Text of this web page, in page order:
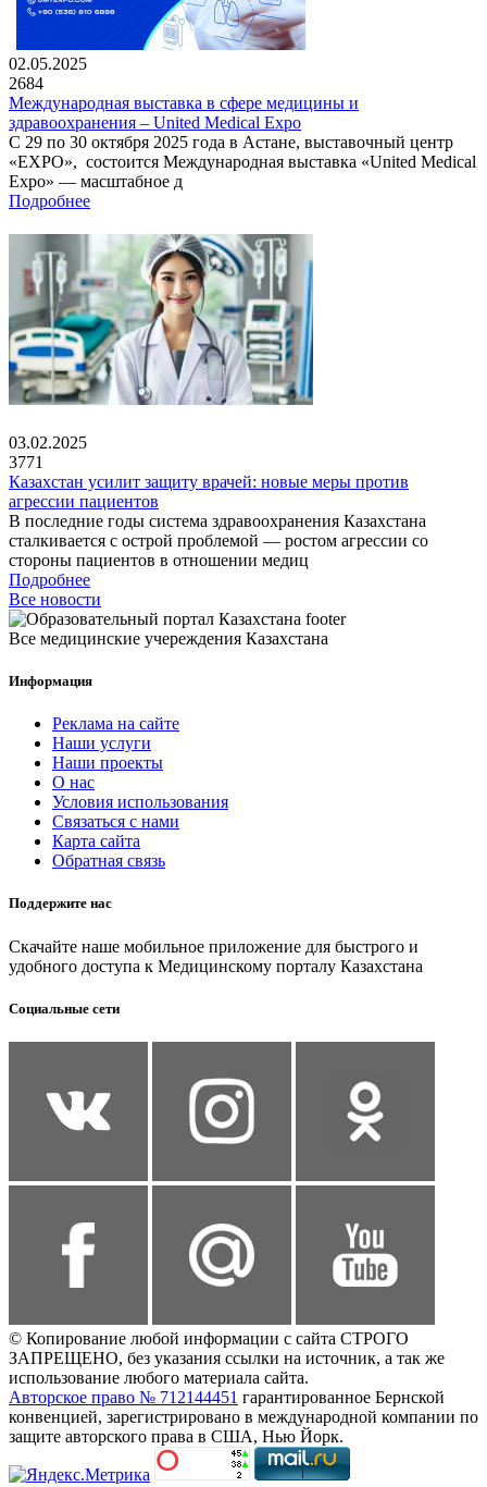
02.05.2025
2684
Международная выставка в сфере медицины и
здравоохранения – United Medical Expo
С 29 по 30 октября 2025 года в Астане, выставочный центр
«EXPO», состоится Международная выставка «United Medical
Expo» — масштабное д
Подробнее
03.02.2025
3771
Казахстан усилит защиту врачей: новые меры против
агрессии пациентов
В последние годы система здравоохранения Казахстана
сталкивается с острой проблемой — ростом агрессии со
стороны пациентов в отношении медиц
Подробнее
Все новости
Все медицинские учереждения Казахстана
Информация
Реклама на сайте
Наши услуги
Наши проекты
О нас
Условия использования
Связаться с нами
Карта сайта
Обратная связь
Поддержите нас
Скачайте наше мобильное приложение для быстрого и
удобного доступа к Медицинскому порталу Казахстана
Социальные сети
© Копирование любой информации с сайта СТРОГО
ЗАПРЕЩЕНО, без указания ссылки на источник, а так же
использование любого материала сайта.
Авторское право № 712144451 гарантированное Бернской
конвенцией, зарегистрировано в международной компании по
защите авторского права в США, Нью Йорк.